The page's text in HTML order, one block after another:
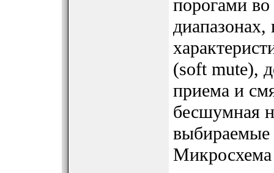
порогами
(soft mute),
приема и
бесшумная